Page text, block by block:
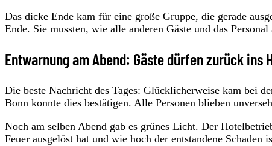
Das dicke Ende kam für eine große Gruppe, die gerade
Ende. Sie mussten, wie alle anderen Gäste und das
Entwarnung am Abend: Gäste dürfen zurück ins
Die beste Nachricht des Tages: Glücklicherweise kam bei
Bonn konnte dies bestätigen. Alle Personen blieben
Noch am selben Abend gab es grünes Licht. Der
Feuer ausgelöst hat und wie hoch der entstandene